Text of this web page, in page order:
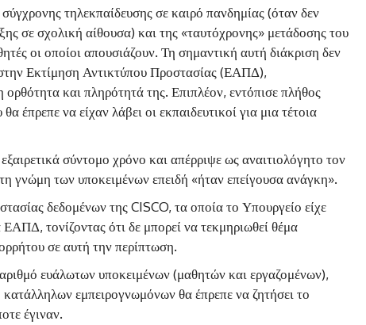
τηλεκπαίδευσης σε καιρό πανδημίας (όταν δεν
σε σχολική αίθουσα) και της «ταυτόχρονης» μετάδοσης του
οι οποίοι απουσιάζουν. Τη σημαντική αυτή διάκριση δεν
Εκτίμηση Αντικτύπου Προστασίας (ΕΑΠΔ),
και πληρότητά της. Επιπλέον, εντόπισε πλήθος
έπρεπε να είχαν λάβει οι εκπαιδευτικοί για μια τέτοια
σύντομο χρόνο και απέρριψε ως αναιτιολόγητο τον
γνώμη των υποκειμένων επειδή «ήταν επείγουσα ανάγκη».
δεδομένων της CISCO, τα οποία το Υπουργείο είχε
τονίζοντας ότι δε μπορεί να τεκμηριωθεί θέμα
σε αυτή την περίπτωση.
ευάλωτων υποκειμένων (μαθητών και εργαζομένων),
εμπειρογνωμόνων θα έπρεπε να ζητήσει το
έγιναν.